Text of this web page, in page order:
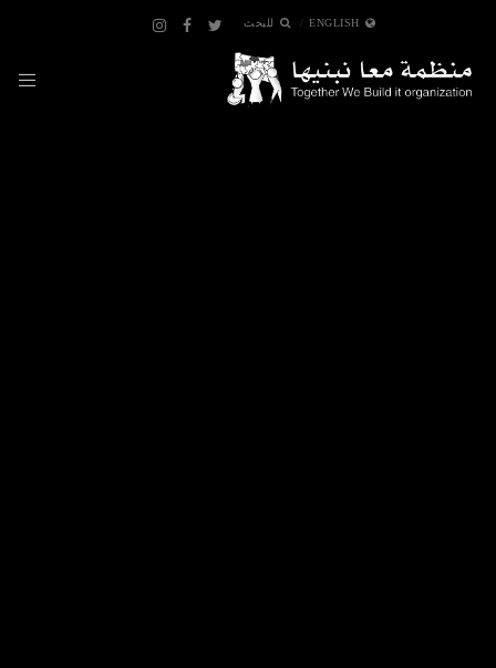
ENGLISH للبحث